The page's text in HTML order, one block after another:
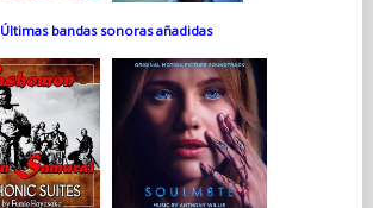
Últimas bandas sonoras añadidas